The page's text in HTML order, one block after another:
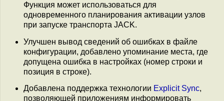
Функция может использоваться для
одновременного планирования активации узлов
при запуске транспорта JACK.
Улучшен вывод сведений об ошибках в файле
конфигурации, добавлено упоминание места, где
допущена ошибка в настройках (номер строки и
позиция в строке).
Добавлена поддержка технологии Explicit Sync,
позволяющей приложениям информировать